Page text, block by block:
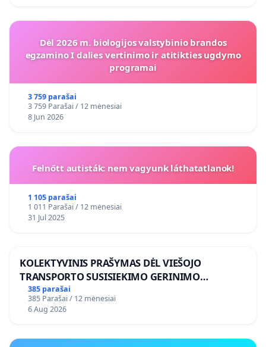
Dėl 2026 m. biologijos valstybinio brandos
egzamino I dalies vertinimo ir atitikties ugdymo
programai
3 759 parašai
3 759 Parašai / 12 mėnesiai
8 Jun 2026
Felnőtt autisták: nem vagyunk láthatatlanok!
1 105 parašai
1 011 Parašai / 12 mėnesiai
31 Jul 2025
KOLEKTYVINIS PRAŠYMAS DĖL VIEŠOJO
TRANSPORTO SUSISIEKIMO GERINIMO
VOSYLIUKŲ KAIME
385 parašai
385 Parašai / 12 mėnesiai
6 Aug 2026